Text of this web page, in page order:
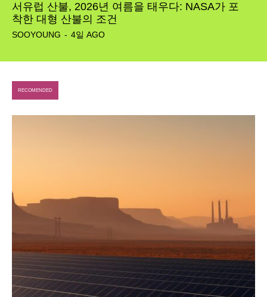
SEARCH...
서유럽 산불, 2026년 여름을 태우다: NASA가 포
착한 대형 산불의 조건
SOOYOUNG - 4일 AGO
RECOMENDED